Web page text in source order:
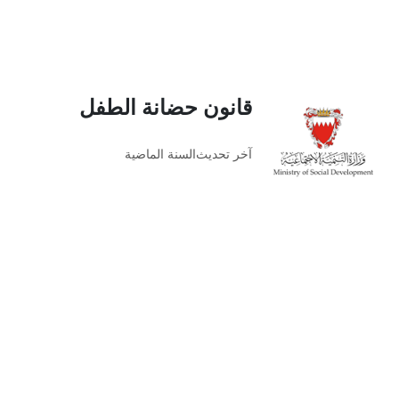
قانون حضانة الطفل
آخر تحديث السنة الماضية